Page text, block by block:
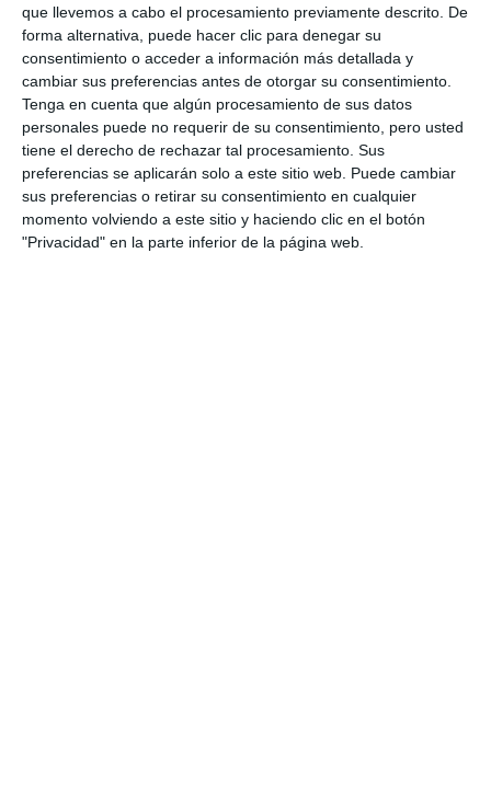
que llevemos a cabo el procesamiento previamente descrito. De
forma alternativa, puede hacer clic para denegar su
consentimiento o acceder a información más detallada y
cambiar sus preferencias antes de otorgar su consentimiento.
Tenga en cuenta que algún procesamiento de sus datos
personales puede no requerir de su consentimiento, pero usted
tiene el derecho de rechazar tal procesamiento. Sus
preferencias se aplicarán solo a este sitio web. Puede cambiar
sus preferencias o retirar su consentimiento en cualquier
momento volviendo a este sitio y haciendo clic en el botón
"Privacidad" en la parte inferior de la página web.